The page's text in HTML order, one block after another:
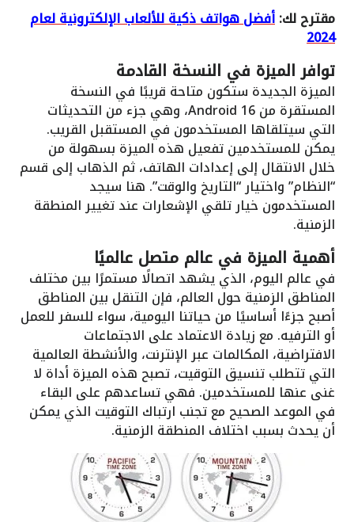
مقترح لك:أفضل هواتف ذكية للألعاب الإلكترونية لعام
2024
توافر الميزة في النسخة القادمة
الميزة الجديدة ستكون متاحة قريبًا في النسخة
المستقرة من Android 16، وهي جزء من التحديثات
التي سيتلقاها المستخدمون في المستقبل القريب.
يمكن للمستخدمين تفعيل هذه الميزة بسهولة من
خلال الانتقال إلى إعدادات الهاتف، ثم الذهاب إلى قسم
“النظام” واختيار “التاريخ والوقت”. هنا سيجد
المستخدمون خيار تلقي الإشعارات عند تغيير المنطقة
الزمنية.
أهمية الميزة في عالم متصل عالميًا
في عالم اليوم، الذي يشهد اتصالًا مستمرًا بين مختلف
المناطق الزمنية حول العالم، فإن التنقل بين المناطق
أصبح جزءًا أساسيًا من حياتنا اليومية، سواء للسفر للعمل
أو الترفيه. مع زيادة الاعتماد على الاجتماعات
الافتراضية، المكالمات عبر الإنترنت، والأنشطة العالمية
التي تتطلب تنسيق التوقيت، تصبح هذه الميزة أداة لا
غنى عنها للمستخدمين. فهي تساعدهم على البقاء
في الموعد الصحيح مع تجنب ارتباك التوقيت الذي يمكن
أن يحدث بسبب اختلاف المنطقة الزمنية.